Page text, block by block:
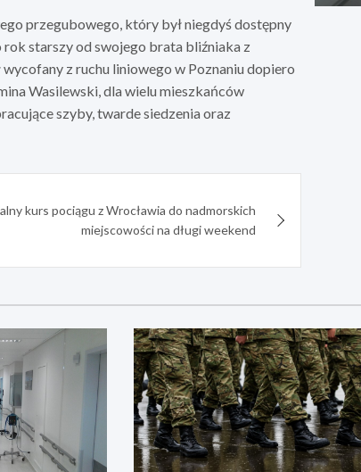
przegubowego, który był niegdyś dostępny
starszy od swojego brata bliźniaka z
z ruchu liniowego w Poznaniu dopiero
Wasilewski, dla wielu mieszkańców
szyby, twarde siedzenia oraz
kurs pociągu z Wrocławia do nadmorskich
miejscowości na długi weekend